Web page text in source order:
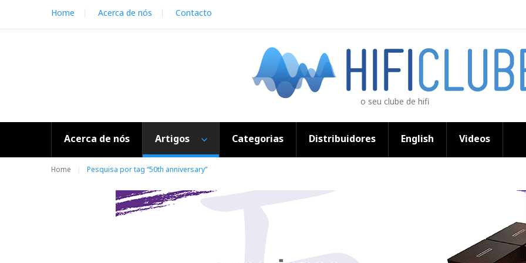
i
Home Acerca de nós Contacto
o seu clube de hifi
Acerca de nós Artigos Categorias Distribuidores English Videos
Home Pesquisa por tag “50th anniversary”